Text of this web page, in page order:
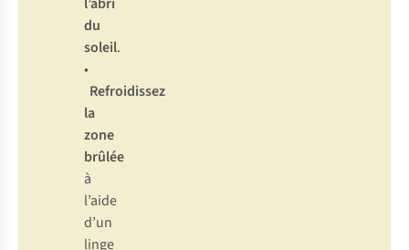
du
soleil.
•
Refroidissez
la
zone
brûlée
à
l’aide
d’un
linge